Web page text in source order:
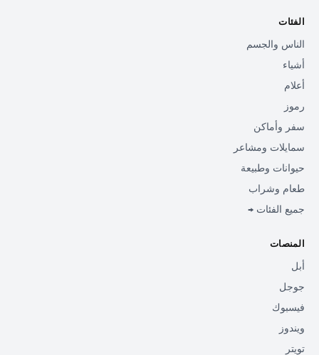
الفئات
الناس والجسم
أشياء
أعلام
رموز
سفر وأماكن
سمايلات ومشاعر
حيوانات وطبيعة
طعام وشراب
جميع الفئات →
المنصات
أبل
جوجل
فيسبوك
ويندوز
تويتر